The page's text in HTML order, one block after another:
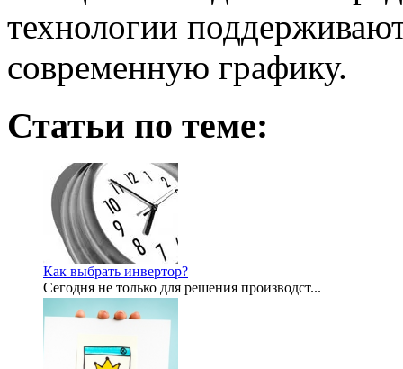
технологии
современную графику.
Статьи по теме:
Как выбрать инвертор?
Сегодня не только для решения производст...